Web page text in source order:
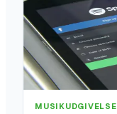
MUSIKUDGIVELSE